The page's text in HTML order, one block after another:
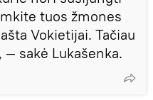
tuos žmones
Vokietijai. Tačiau
sakė Lukašenka.